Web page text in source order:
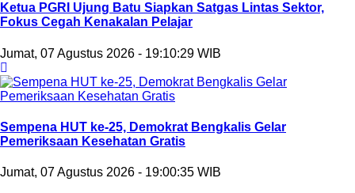
Ketua PGRI Ujung Batu Siapkan Satgas Lintas Sektor,
Fokus Cegah Kenakalan Pelajar
Jumat, 07 Agustus 2026 - 19:10:29 WIB
Sempena HUT ke-25, Demokrat Bengkalis Gelar
Pemeriksaan Kesehatan Gratis
Jumat, 07 Agustus 2026 - 19:00:35 WIB